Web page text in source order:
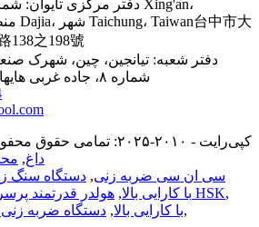
138之198號
دفتر شعبه: تیانجین، چین، شهرک
شماره ۸، جاده غربی هایهانگ، منطقه نینگهه
© کپی‌رایت - ۲۰۱۰-۲۰۲۵: تمامی حقوق محفوظ است.
داغ,
سی ان سی ضربه زنی, دستگاه سنگ
قلاویز زنی MW-16 با کارایی بالا, هولدر قدرتمند پرسرعت HSK,
دارنده ابزار CNC با کارایی بالا, دستگاه ضربه ,